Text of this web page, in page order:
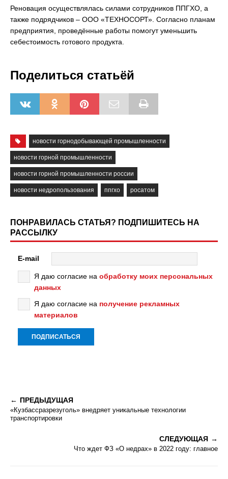
Реновация осуществлялась силами сотрудников ППГХО, а
также подрядчиков – ООО «ТЕХНОСОРТ». Согласно планам
предприятия, проведённые работы помогут уменьшить
себестоимость готового продукта.
Поделиться статьёй
новости горнодобывающей промышленности
новости горной промышленности
новости горной промышленности россии
новости недропользования ппгхо росатом
ПОНРАВИЛАСЬ СТАТЬЯ? ПОДПИШИТЕСЬ НА
РАССЫЛКУ
E-mail
Я даю согласие на обработку моих персональных
данных
Я даю согласие на получение рекламных
материалов
ПРЕДЫДУЩАЯ
«Кузбассразрезуголь» внедряет уникальные технологии
транспортировки
СЛЕДУЮЩАЯ
Что ждет ФЗ «О недрах» в 2022 году: главное